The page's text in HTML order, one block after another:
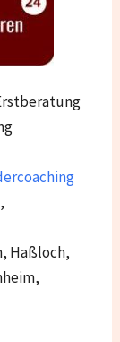
Haßloch,